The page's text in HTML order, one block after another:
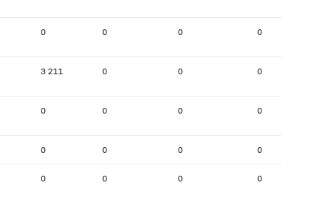
0 0 0 0
3 211 0 0 0
0 0 0 0
0 0 0 0
0 0 0 0